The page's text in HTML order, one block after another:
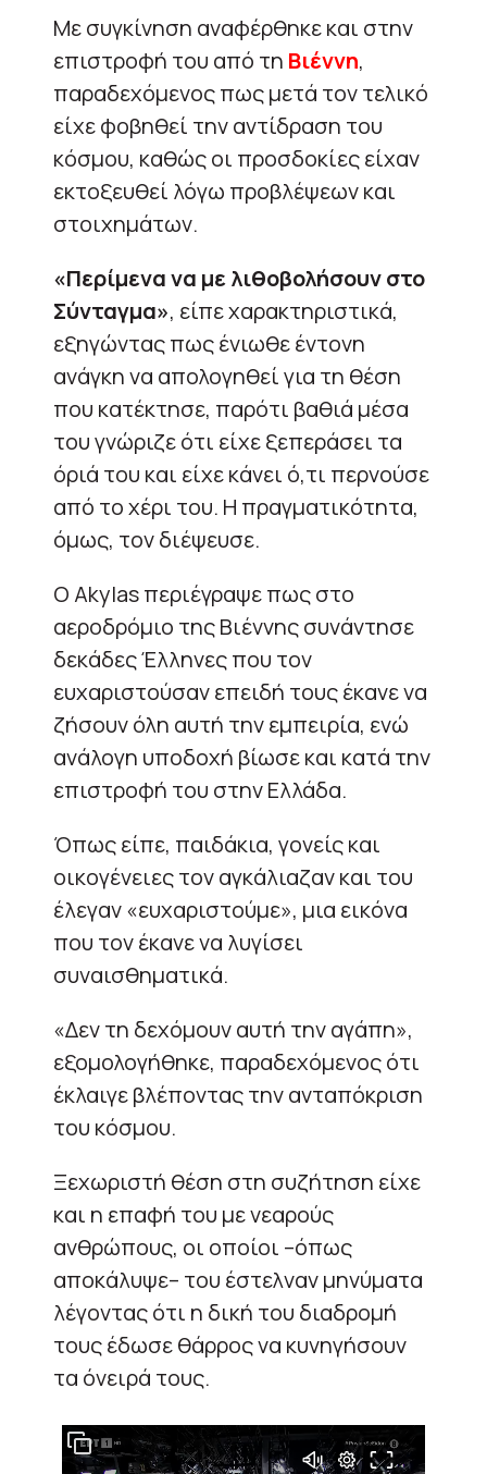
Με συγκίνηση αναφέρθηκε και στην
επιστροφή του από τη Βιέννη,
παραδεχόμενος πως μετά τον τελικό
είχε φοβηθεί την αντίδραση του
κόσμου, καθώς οι προσδοκίες είχαν
εκτοξευθεί λόγω προβλέψεων και
στοιχημάτων.
«Περίμενα να με λιθοβολήσουν στο
Σύνταγμα», είπε χαρακτηριστικά,
εξηγώντας πως ένιωθε έντονη
ανάγκη να απολογηθεί για τη θέση
που κατέκτησε, παρότι βαθιά μέσα
του γνώριζε ότι είχε ξεπεράσει τα
όριά του και είχε κάνει ό,τι περνούσε
από το χέρι του. Η πραγματικότητα,
όμως, τον διέψευσε.
Ο Akylas περιέγραψε πως στο
αεροδρόμιο της Βιέννης συνάντησε
δεκάδες Έλληνες που τον
ευχαριστούσαν επειδή τους έκανε να
ζήσουν όλη αυτή την εμπειρία, ενώ
ανάλογη υποδοχή βίωσε και κατά την
επιστροφή του στην Ελλάδα.
Όπως είπε, παιδάκια, γονείς και
οικογένειες τον αγκάλιαζαν και του
έλεγαν «ευχαριστούμε», μια εικόνα
που τον έκανε να λυγίσει
συναισθηματικά.
«Δεν τη δεχόμουν αυτή την αγάπη»,
εξομολογήθηκε, παραδεχόμενος ότι
έκλαιγε βλέποντας την ανταπόκριση
του κόσμου.
Ξεχωριστή θέση στη συζήτηση είχε
και η επαφή του με νεαρούς
ανθρώπους, οι οποίοι –όπως
αποκάλυψε– του έστελναν μηνύματα
λέγοντας ότι η δική του διαδρομή
τους έδωσε θάρρος να κυνηγήσουν
τα όνειρά τους.